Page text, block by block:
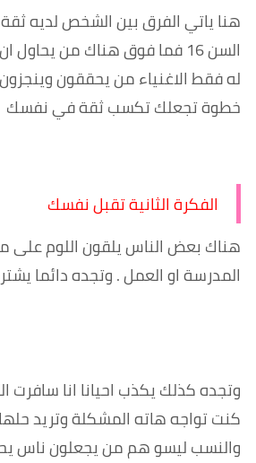
هنا ياتي الفرق بين الشخص لديه
السن 16 فما فوق هناك من
له فقط الاغنياء من يحققون
خطوة تجعلك تكسب ثقة في نفسك
الفكرة الثانية تقبل نفسك
هناك بعض الناس يلقون اللوم
المدرسة او العمل . وتجده دائما
وتجده كذلك يكذب احيانا انا
كنت تواجه هاته المشكلة وتريد
والنسب ليسو هم من يجعلون ناس